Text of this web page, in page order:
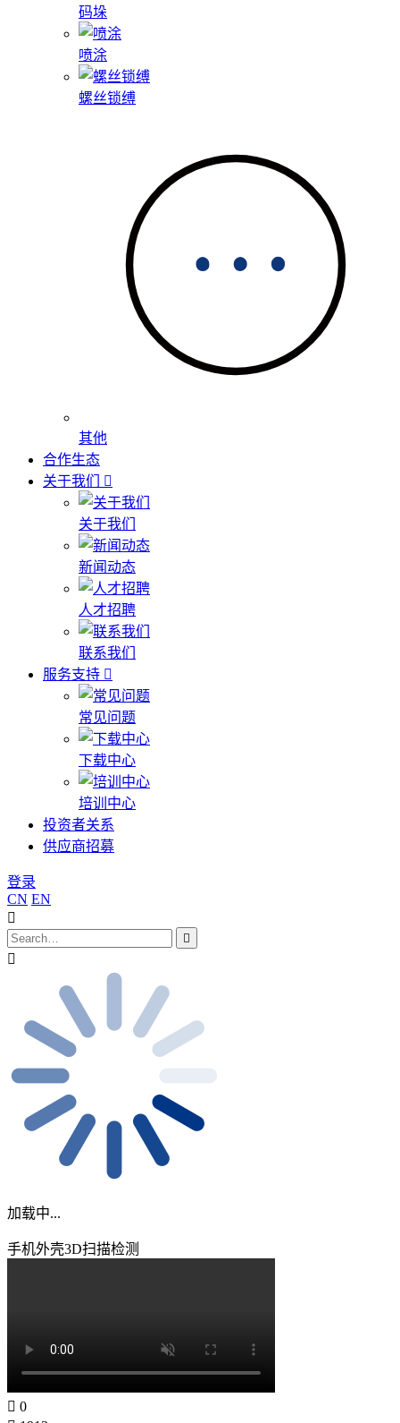
码垛
喷涂
螺丝锁缚
其他
合作生态
关于我们
关于我们
新闻动态
人才招聘
联系我们
服务支持
常见问题
下载中心
培训中心
投资者关系
供应商招募
登录
CN EN
加载中...
手机外壳3D扫描检测
0